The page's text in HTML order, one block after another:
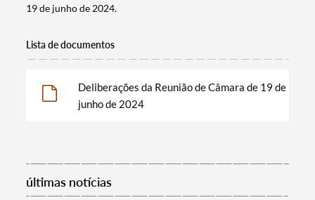
19 de junho de 2024.
Lista de documentos
Deliberações da Reunião de Câmara de 19 de
junho de 2024
últimas notícias